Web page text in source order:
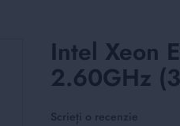
Intel Xeon
2.60GHz
Scrieți o recenzie